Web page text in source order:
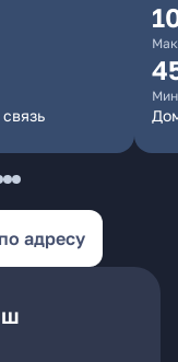
адресу
ш